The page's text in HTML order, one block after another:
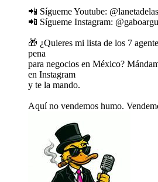
📲 Sígueme Youtube:
📲 Sígueme Instagram:
🎁 ¿Quieres mi lista de los 7
pena
para negocios en México?
en Instagram
y te la mando.
Aquí no vendemos humo.